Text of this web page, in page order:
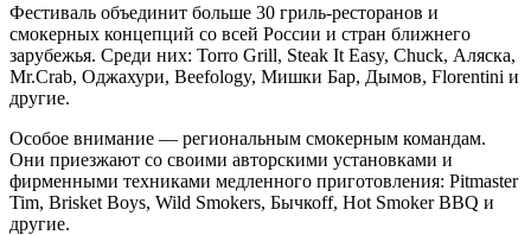
Фестиваль объединит больше 30 гриль-ресторанов и
смокерных концепций со всей России и стран ближнего
зарубежья. Среди них: Torro Grill, Steak It Easy, Chuck, Аляска,
Mr.Crab, Оджахури, Beefology, Мишки Бар, Дымов, Florentini и
другие.
Особое внимание — региональным смокерным командам.
Они приезжают со своими авторскими установками и
фирменными техниками медленного приготовления: Pitmaster
Tim, Brisket Boys, Wild Smokers, Бычкоff, Hot Smoker BBQ и
другие.